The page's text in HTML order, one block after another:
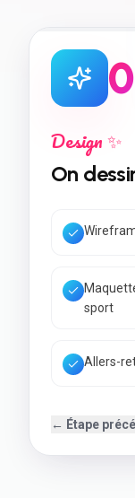
0
Design ✨
On
sport
Allers-
← Étape